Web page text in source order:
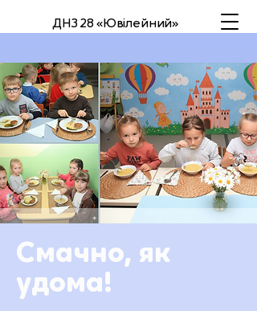
ДНЗ 28 «Ювілейний»
Смачно, як
удома!